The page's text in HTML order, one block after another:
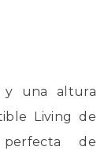
una altura
Living de
de